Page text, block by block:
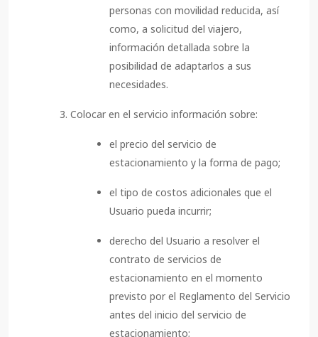
personas con movilidad reducida, así
como, a solicitud del viajero,
información detallada sobre la
posibilidad de adaptarlos a sus
necesidades.
Colocar en el servicio información sobre:
el precio del servicio de
estacionamiento y la forma de pago;
el tipo de costos adicionales que el
Usuario pueda incurrir;
derecho del Usuario a resolver el
contrato de servicios de
estacionamiento en el momento
previsto por el Reglamento del Servicio
antes del inicio del servicio de
estacionamiento;